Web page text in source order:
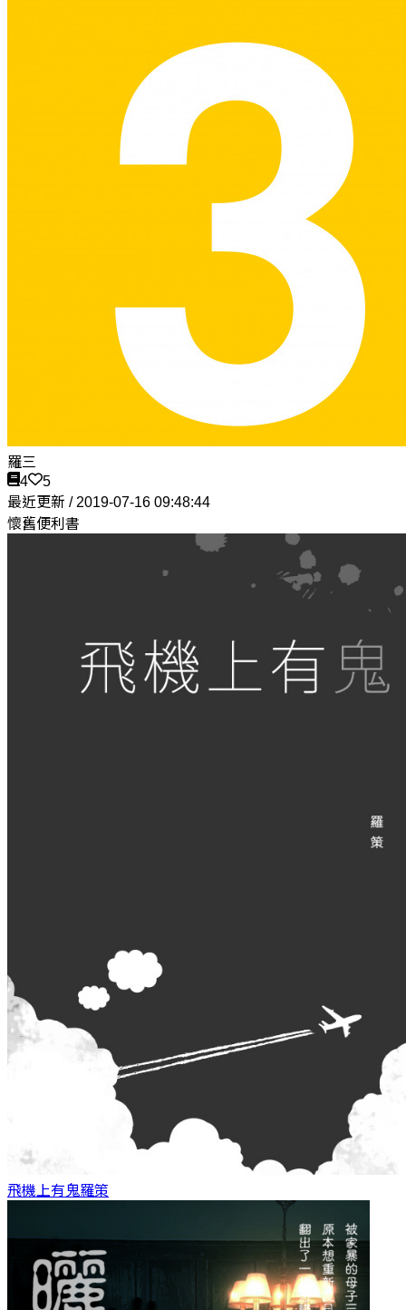
羅三
4
5
最近更新 / 2019-07-16 09:48:44
懷舊便利書
飛機上有鬼羅策